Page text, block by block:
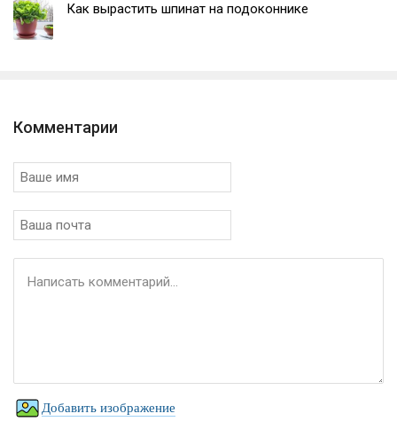
Как вырастить шпинат на подоконнике
Комментарии
Добавить изображение